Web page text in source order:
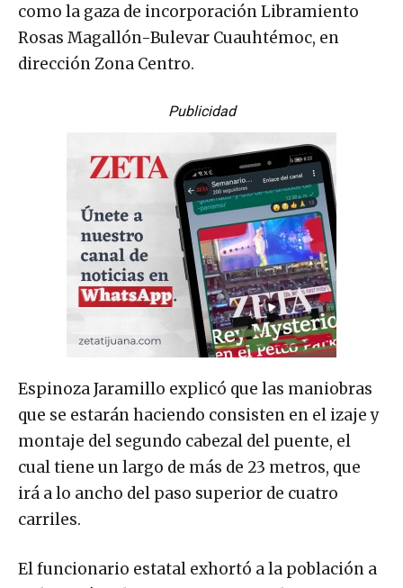
como la gaza de incorporación Libramiento
Rosas Magallón-Bulevar Cuauhtémoc, en
dirección Zona Centro.
Publicidad
Espinoza Jaramillo explicó que las maniobras
que se estarán haciendo consisten en el izaje y
montaje del segundo cabezal del puente, el
cual tiene un largo de más de 23 metros, que
irá a lo ancho del paso superior de cuatro
carriles.
El funcionario estatal exhortó a la población a